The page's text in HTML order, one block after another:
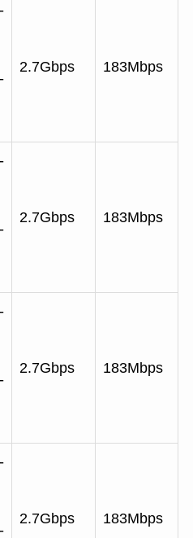
2.7Gbps 183Mbps
2.7Gbps 183Mbps
2.7Gbps 183Mbps
2.7Gbps 183Mbps